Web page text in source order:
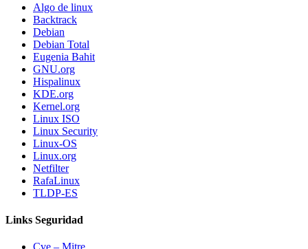
Algo de linux
Backtrack
Debian
Debian Total
Eugenia Bahit
GNU.org
Hispalinux
KDE.org
Kernel.org
Linux ISO
Linux Security
Linux-OS
Linux.org
Netfilter
RafaLinux
TLDP-ES
Links Seguridad